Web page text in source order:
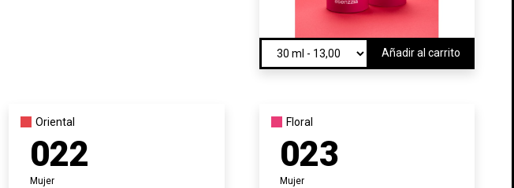
Añadir al carrito
Oriental
022
Mujer
Floral
023
Mujer